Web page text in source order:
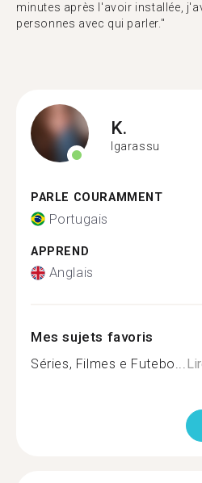
minutes après l'avoir installée,
personnes avec qui parler."
K.
Igarassu
PARLE COURAMMENT
Portugais
APPREND
Anglais
Mes sujets favoris
Séries, Filmes e Futebo...